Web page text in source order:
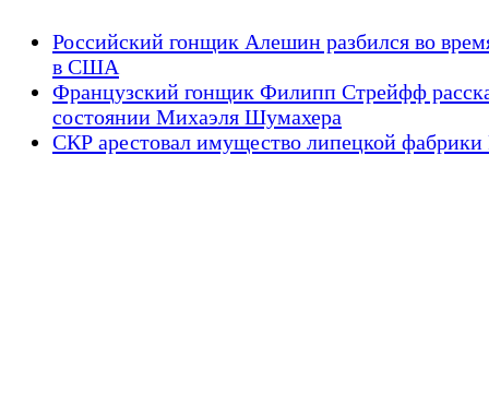
Российский гонщик Алешин разбился во
в США
Французский гонщик Филипп Стрейфф
состоянии Михаэля Шумахера
СКР арестовал имущество липецкой фабрики